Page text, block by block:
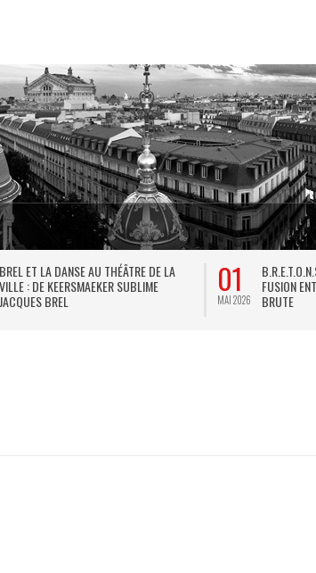
BREL ET LA DANSE AU THÉÂTRE DE LA
VILLE : DE KEERSMAEKER SUBLIME
JACQUES BREL
01
MAI 2026
FUSION
BRUTE